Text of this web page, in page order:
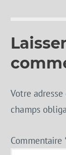
Votre
champs
Commentaire